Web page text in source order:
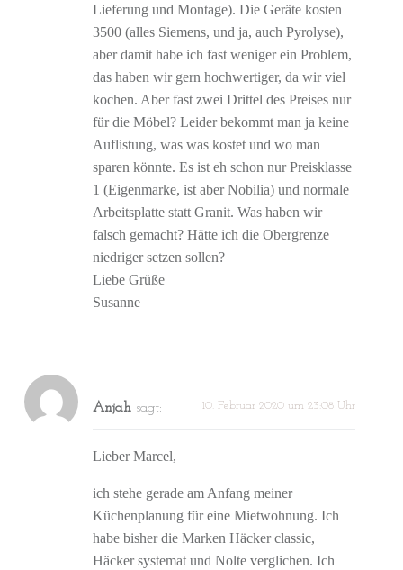
Lieferung und Montage). Die Geräte kosten
3500 (alles Siemens, und ja, auch Pyrolyse),
aber damit habe ich fast weniger ein Problem,
das haben wir gern hochwertiger, da wir viel
kochen. Aber fast zwei Drittel des Preises nur
für die Möbel? Leider bekommt man ja keine
Auflistung, was was kostet und wo man
sparen könnte. Es ist eh schon nur Preisklasse
1 (Eigenmarke, ist aber Nobilia) und normale
Arbeitsplatte statt Granit. Was haben wir
falsch gemacht? Hätte ich die Obergrenze
niedriger setzen sollen?
Liebe Grüße
Susanne
Anjah sagt: 10. Februar 2020 um 23:08 Uhr
Lieber Marcel,
ich stehe gerade am Anfang meiner
Küchenplanung für eine Mietwohnung. Ich
habe bisher die Marken Häcker classic,
Häcker systemat und Nolte verglichen. Ich